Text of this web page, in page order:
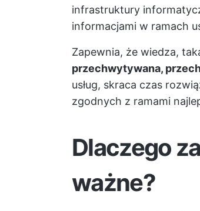
infrastruktury
informacjami w ramach
Zapewnia, że wiedza,
przechwytywana,
usług, skraca czas
zgodnych z ramami
Dlaczego
ważne?